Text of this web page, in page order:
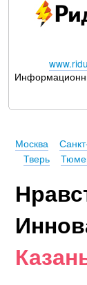
Москва
Тверь